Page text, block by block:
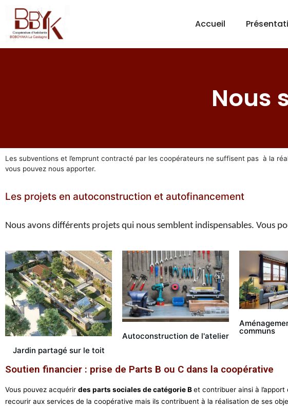
Accueil
Nous
Les subventions et l’emprunt contracté par les coopérateurs ne suffisent pas à la
vous pouvez nous apporter.
Les projets en autoconstruction et autofinancement
Nous avons différents projets qui nous semblent indispensables. Vous
Jardin partagé sur le toit
Autoconstruction de l'atelier
communs
Soutien financier : prise de Parts B ou C dans la coopérative
Vous pouvez acquérir des parts sociales de catégorie Bet contribuer ainsi à
recourir aux services de la coopérative mais ils contribuent à la réalisation de ses